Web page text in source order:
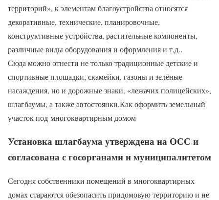
территорий», к элементам благоустройства относятся
декоративные, технические, планировочные,
конструктивные устройства, растительные компоненты,
различные виды оборудования и оформления и т.д..
Сюда можно отнести не только традиционные детские и
спортивные площадки, скамейки, газоны и зелёные
насаждения, но и дорожные знаки, «лежачих полицейских»,
шлагбаумы, а также автостоянки.Как оформить земельный
участок под многоквартирным домом
Установка шлагбаума утверждена на ОСС и
согласована с госорганами и муниципалитетом
Сегодня собственники помещений в многоквартирных
домах стараются обезопасить придомовую территорию и не